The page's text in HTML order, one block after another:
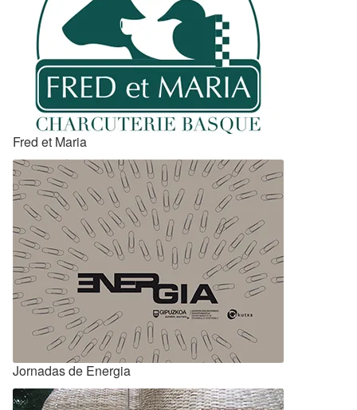
Fred et Maria
Jornadas de Energia